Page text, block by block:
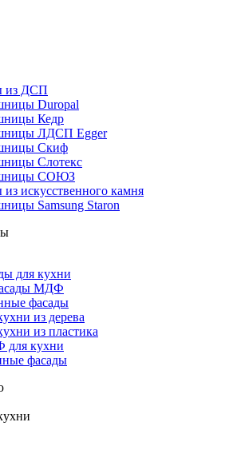
из ДСП
Duropal
Кедр
ЛДСП Egger
Скиф
Слотекс
СОЮЗ
искусственного камня
Samsung Staron
для кухни
МДФ
фасады
из дерева
из пластика
кухни
фасады